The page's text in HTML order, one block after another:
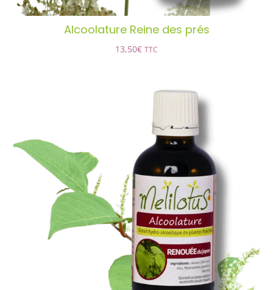
Alcoolature Reine des prés
13,50€ TTC
Alcoolature Renouée du Japon
CHOIX DES OPTIONS CE
PRODUIT
A
PLUSIEURS
VARIATIONS.
LES
OPTIONS
PEUVENT
/
DÉTAILS